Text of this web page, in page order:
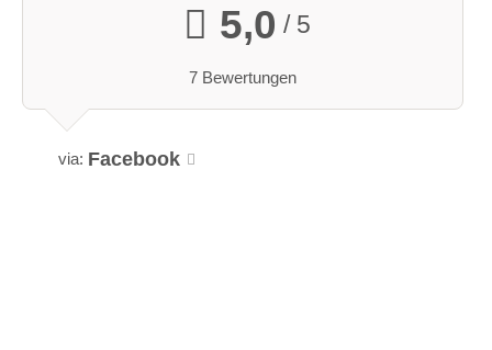
5,0 / 5
7 Bewertungen
via: Facebook